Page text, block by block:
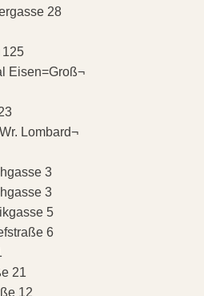
28
125
Eisen=Groß¬
Lombard¬
3
3
5
6
21
12